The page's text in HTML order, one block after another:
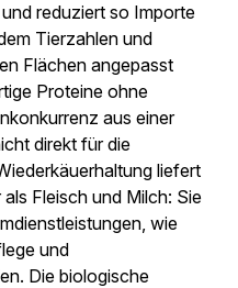
reduziert so Importe
Tierzahlen und
Flächen angepasst
Proteine ohne
aus einer
direkt für die
liefert
Fleisch und Milch: Sie
wie
und
Die biologische